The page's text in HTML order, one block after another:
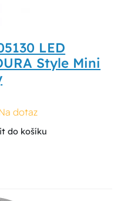
LED
Style Mini
dotaz
do košíku